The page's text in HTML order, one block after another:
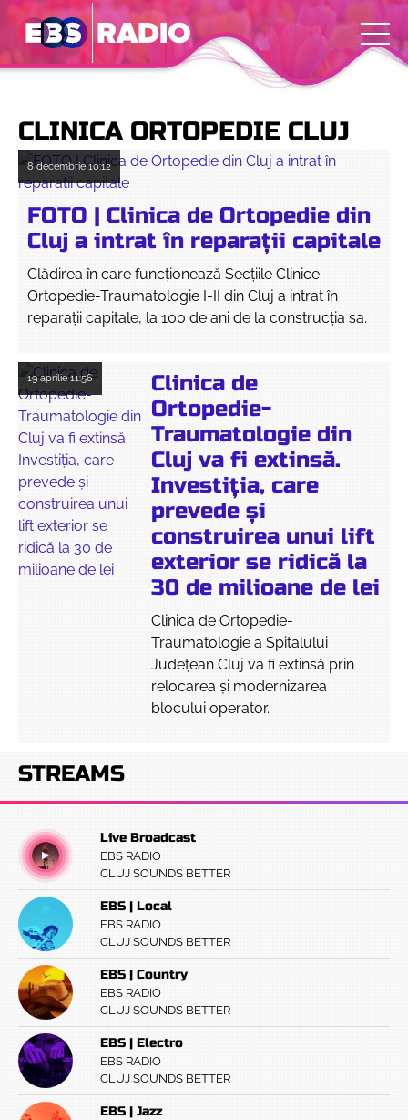
CLINICA ORTOPEDIE CLUJ
8 decembrie10:12
FOTO | Clinica de Ortopedie din
Cluj a intrat în reparații capitale
Clădirea în care funcționează Secțiile Clinice
Ortopedie-Traumatologie I-II din Cluj a intrat în
reparații capitale, la 100 de ani de la construcția sa.
19 aprilie11:56
Clinica de
Ortopedie-
Traumatologie din
Cluj va fi extinsă.
Investiția, care
prevede și
construirea unui lift
exterior se ridică la
30 de milioane de lei
Clinica de Ortopedie-
Traumatologie a Spitalului
Județean Cluj va fi extinsă prin
relocarea și modernizarea
blocului operator.
STREAMS
Live Broadcast
EBS RADIO
CLUJ SOUNDS BETTER
EBS | Local
EBS RADIO
CLUJ SOUNDS BETTER
EBS | Country
EBS RADIO
CLUJ SOUNDS BETTER
EBS | Electro
EBS RADIO
CLUJ SOUNDS BETTER
EBS | Jazz